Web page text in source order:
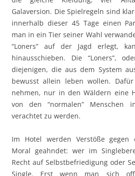
Galaversion. Die Spielregeln sind
innerhalb dieser 45 Tage einen
man in ein Tier seiner Wahl
“Loners” auf der Jagd erlegt,
hinausschieben. Die “Loners”,
diejenigen, die aus dem System
bewusst allein leben wollen.
nehmen, nur in den Wäldern eine
von den “normalen” Menschen
verachtet zu werden.
Im Hotel werden Verstöße gegen
Moral geahndet: wer im
Recht auf Selbstbefriedigung oder
Single. Erst wenn man sich